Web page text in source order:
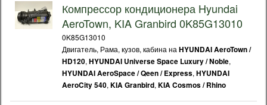
Компрессор кондиционера Hyundai
AeroTown, KIA Granbird 0K85G13010
0K85G13010
Двигатель, Рама, кузов, кабина на HYUNDAI AeroTown /
HD120, HYUNDAI Universe Space Luxury / Noble,
HYUNDAI AeroSpace / Qeen / Express, HYUNDAI
AeroCity 540, KIA Granbird, KIA Cosmos / Rhino